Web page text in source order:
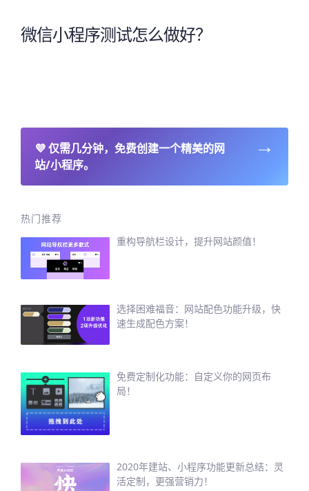
微信小程序测试怎么做好？
💜仅需几分钟，免费创建一个精美的网
站/小程序。
→
热门推荐
重构导航栏设计，提升网站颜值！
选择困难福音：网站配色功能升级，快
速生成配色方案！
免费定制化功能：自定义你的网页布
局！
2020年建站、小程序功能更新总结：灵
活定制，更强营销力！